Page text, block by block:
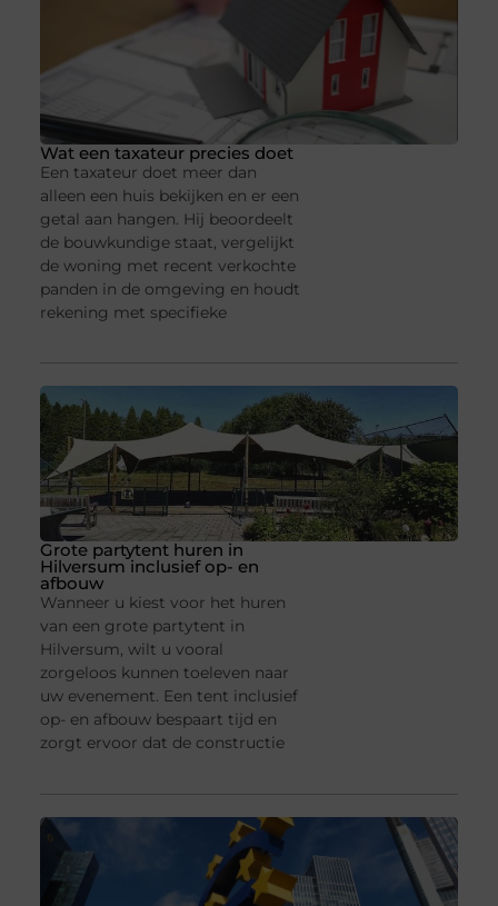
Wat een taxateur precies doet
Een taxateur doet meer dan
alleen een huis bekijken en er een
getal aan hangen. Hij beoordeelt
de bouwkundige staat, vergelijkt
de woning met recent verkochte
panden in de omgeving en houdt
rekening met specifieke
Grote partytent huren in
Hilversum inclusief op- en
afbouw
Wanneer u kiest voor het huren
van een grote partytent in
Hilversum, wilt u vooral
zorgeloos kunnen toeleven naar
uw evenement. Een tent inclusief
op- en afbouw bespaart tijd en
zorgt ervoor dat de constructie